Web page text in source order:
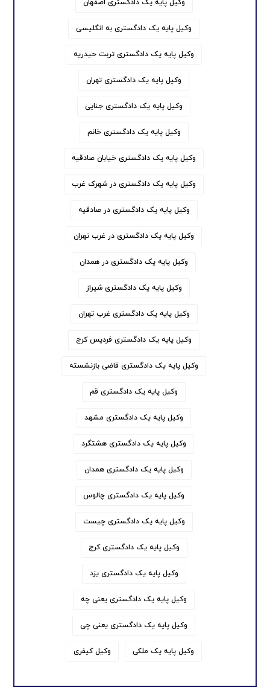
وکیل پایه یک دادگستری اصفهان
وکیل پایه یک دادگستری به انگلیسی
وکیل پایه یک دادگستری تربت حیدریه
وکیل پایه یک دادگستری تهران
وکیل پایه یک دادگستری جنایی
وکیل پایه یک دادگستری خانم
وکیل پایه یک دادگستری خیابان صادقیه
وکیل پایه یک دادگستری در شهرک غرب
وکیل پایه یک دادگستری در صادقیه
وکیل پایه یک دادگستری در غرب تهران
وکیل پایه یک دادگستری در همدان
وکیل پایه یک دادگستری شیراز
وکیل پایه یک دادگستری غرب تهران
وکیل پایه یک دادگستری فردیس کرج
وکیل پایه یک دادگستری قاضی بازنشسته
وکیل پایه یک دادگستری قم
وکیل پایه یک دادگستری مشهد
وکیل پایه یک دادگستری هشتگرد
وکیل پایه یک دادگستری همدان
وکیل پایه یک دادگستری چالوس
وکیل پایه یک دادگستری چیست
وکیل پایه یک دادگستری کرج
وکیل پایه یک دادگستری یزد
وکیل پایه یک دادگستری یعنی چه
وکیل پایه یک دادگستری یعنی چی
وکیل پایه یک ملکی وکیل کیفری